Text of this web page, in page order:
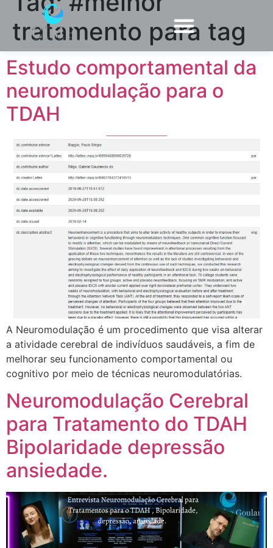
tratamento para tag
Estudo comportamental da
neuromodulação para o
TDAH
A Neuromodulação é um procedimento que visa alterar
a atividade cerebral de indivíduos saudáveis, a fim de
melhorar seu funcionamento comportamental ou
cognitivo por meio de técnicas neuromodulatórias.
Neuromodulação Cerebral
para Tratamento do TDAH
Bipolaridade depressão
ansiedade.